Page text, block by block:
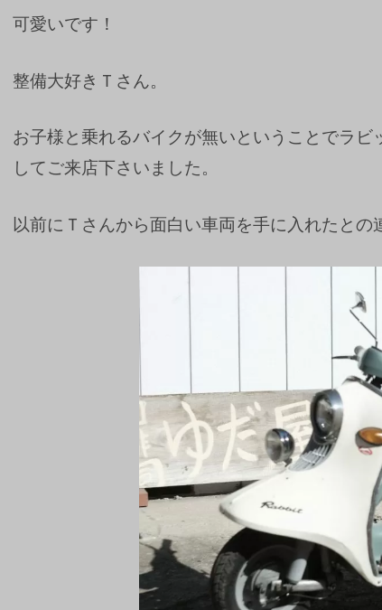
可愛いです！
整備大好きＴさん。
お子様と乗れるバイクが無いということでラ
してご来店下さいました。
以前にＴさんから面白い車両を手に入れたとの